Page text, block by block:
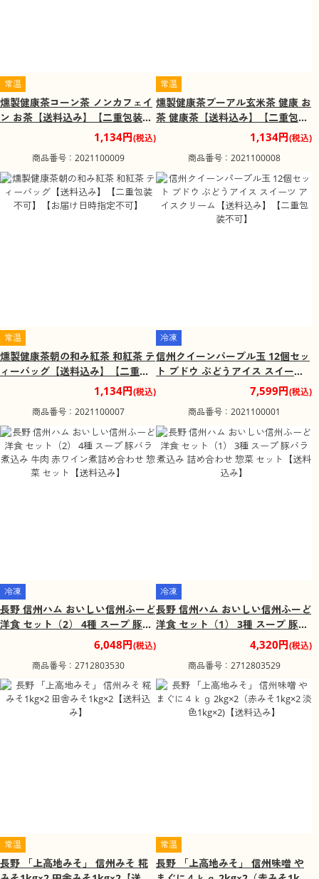
常温
燻製健康茶コーン茶 ノンカフェイ
ン お茶【送料込み】【二重包装不
可】【お届け日時指定不可】
1,134円(税込)
商品番号：2021100009
常温
燻製健康茶プーアル玄米茶 健康 お
茶 健康茶【送料込み】【二重包装
不可】【お届け日時指定不可】
1,134円(税込)
商品番号：2021100008
常温
燻製健康茶朝の和み紅茶 和紅茶 テ
ィーバッグ【送料込み】【二重包
装不可】【お届け日時指定不可】
1,134円(税込)
商品番号：2021100007
冷凍
信州クイーンパープル玉 12個セッ
ト ブドウ ぶどうアイス スイーツ
アイスクリーム【送料込み】【二
7,599円(税込)
商品番号：2021100001
冷凍
長野 信州ハム おいしい信州ふーど
洋食 セット（2） 4種 スープ 豚バ
ラ煮込み 牛肉 赤ワイン煮詰め合わ
せ 惣菜 セット【送料込み】
6,048円(税込)
商品番号：2712803530
冷凍
長野 信州ハム おいしい信州ふーど
洋食 セット（1） 3種 スープ 豚バ
ラ煮込み 詰め合わせ 惣菜 セット
4,320円(税込)
商品番号：2712803529
常温
長野 「上高地みそ」 信州みそ 糀
常温
長野 「上高地みそ」 信州味噌 や